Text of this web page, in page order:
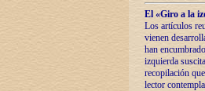
El «Giro a la
Los artículos
vienen
han
izquierda
recopilación
lector